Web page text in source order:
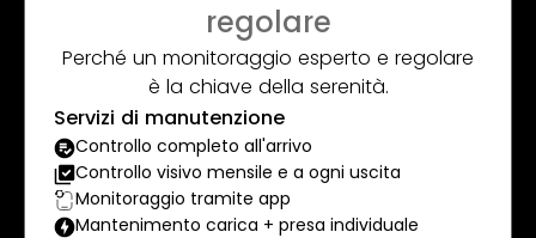
regolare
Perché un monitoraggio esperto e regolare
è la chiave della serenità.
Servizi di manutenzione
Controllo completo all'arrivo
Controllo visivo mensile e a ogni uscita
Monitoraggio tramite app
Mantenimento carica + presa individuale